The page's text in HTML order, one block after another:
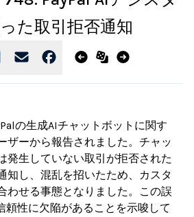
た取引拒否通知
の生成AIチャットボットに関す
ザーから報告されました。チャッ
発生していない取引が拒否された
知し、混乱を招いたため、カスタ
わせる事態となりました。この誤
頼性に欠陥があることを示唆して